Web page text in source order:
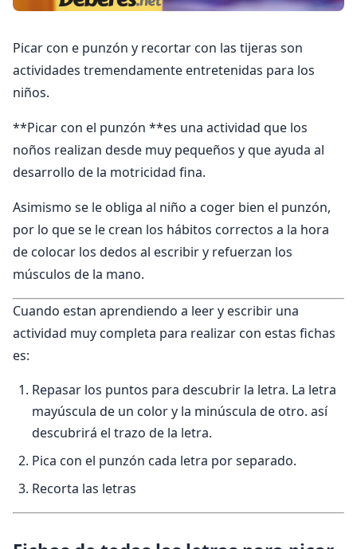
Picar con e punzón y recortar con las tijeras son
actividades tremendamente entretenidas para los
niños.
**Picar con el punzón **es una actividad que los
noños realizan desde muy pequeños y que ayuda al
desarrollo de la motricidad fina.
Asimismo se le obliga al niño a coger bien el punzón,
por lo que se le crean los hábitos correctos a la hora
de colocar los dedos al escribir y refuerzan los
músculos de la mano.
Cuando estan aprendiendo a leer y escribir una
actividad muy completa para realizar con estas fichas
es:
Repasar los puntos para descubrir la letra. La letra
mayúscula de un color y la minúscula de otro. así
descubrirá el trazo de la letra.
Pica con el punzón cada letra por separado.
Recorta las letras